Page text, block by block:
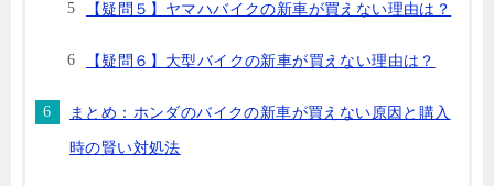
【疑問５】ヤマハバイクの新車が買えない理由は？
【疑問６】大型バイクの新車が買えない理由は？
まとめ：ホンダのバイクの新車が買えない原因と購入
時の賢い対処法